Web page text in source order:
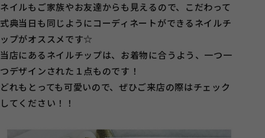
ネイルもご家族やお友達からも見えるので、こだわって
式典当日も同じようにコーディネートができるネイルチ
ップがオススメです☆
当店にあるネイルチップは、お着物に合うよう、一つ一
つデザインされた１点ものです！
どれもとっても可愛いので、ぜひご来店の際はチェック
してください！！